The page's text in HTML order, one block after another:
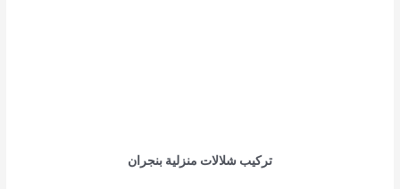
تركيب شلالات منزلية بنجران